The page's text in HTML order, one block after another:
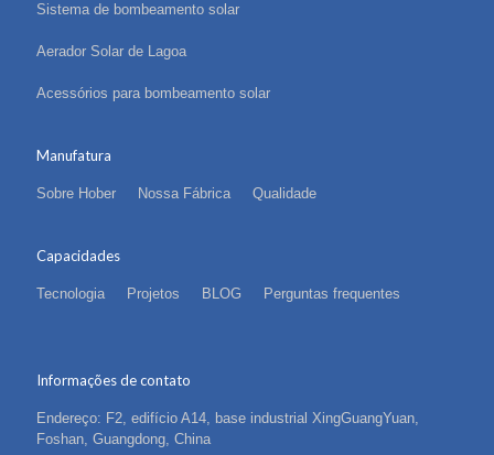
Sistema de bombeamento solar
Aerador Solar de Lagoa
Acessórios para bombeamento solar
Manufatura
Sobre Hober Nossa Fábrica Qualidade
Capacidades
Tecnologia Projetos BLOG Perguntas frequentes
Informações de contato
Endereço: F2, edifício A14, base industrial XingGuangYuan,
Foshan, Guangdong, China